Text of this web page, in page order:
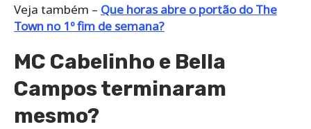
Veja também – Que horas abre o portão do The
Town no 1º fim de semana?
MC Cabelinho e Bella
Campos terminaram
mesmo?